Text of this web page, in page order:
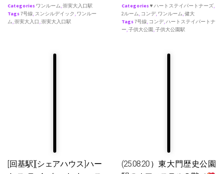
Categories ワンルーム,崇実大入口駅
Tags7号線, スンシルデイック , ワンルー
ム,崇実大入口,崇実大入口駅
Categories♥ ハートステイパートナーズ,
2ルーム, コンデ, ワンルーム,健大
Tags7号線, コンデ,ハートステイパートナ
ー,子供大公園 ,子供大公園駅
[回基駅][シェアハウス]ハー
(25.08.20）東大門歴史公園